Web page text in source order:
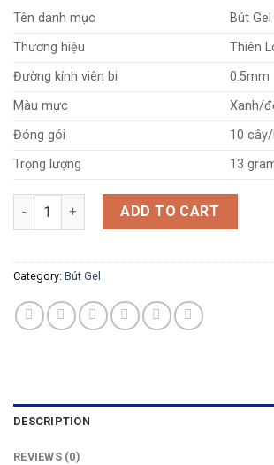
Tên danh mục
Bút Gel
Thương hiệu
Thiên
Đường kính viên bi
0.5mm
Màu mực
Xanh/
Đóng gói
10
Trọng lượng
13
Bút gel TL-029 quantityADD TO CART
Category: Bút Gel
DESCRIPTION
REVIEWS (0)